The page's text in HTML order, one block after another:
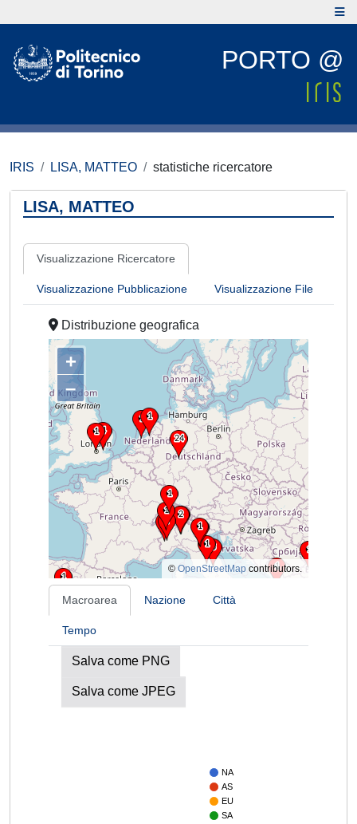
PORTO @
IRIS LISA, MATTEO statistiche ricercatore
LISA, MATTEO
Visualizzazione Ricercatore
Visualizzazione Pubblicazione Visualizzazione File
Distribuzione geografica
+
–
© OpenStreetMap contributors.
Macroarea Nazione Città
Tempo
Salva come PNG
Salva come JPEG
NA
AS
EU
SA